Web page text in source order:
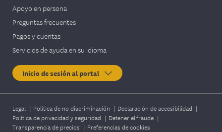
Apoyo en persona
Preguntas frecuentes
Pagos y cuentas
Servicios de ayuda en su idioma
Inicio de sesión al portal
Legal | Política de no discriminación | Declaración de accesibilidad |
Política de privacidad y seguridad | Detener el fraude |
Transparencia de precios | Preferencias de cookies